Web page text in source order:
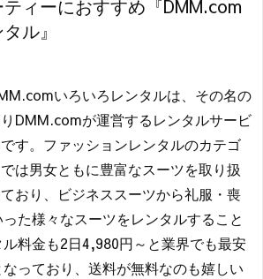
ィーにおすすめ『DMM.com
ル』
いろいろレンタルは、その名の
DMM.comが運営するレンタルサービ
す。ファッションレンタルのカテゴ
は男女ともに豊富なスーツを取り扱
おり、ビジネススーツから礼服・喪
た様々なスーツをレンタルすること
料金も2日4,980円～と業界でも最安
っており、送料が無料なのも嬉しい